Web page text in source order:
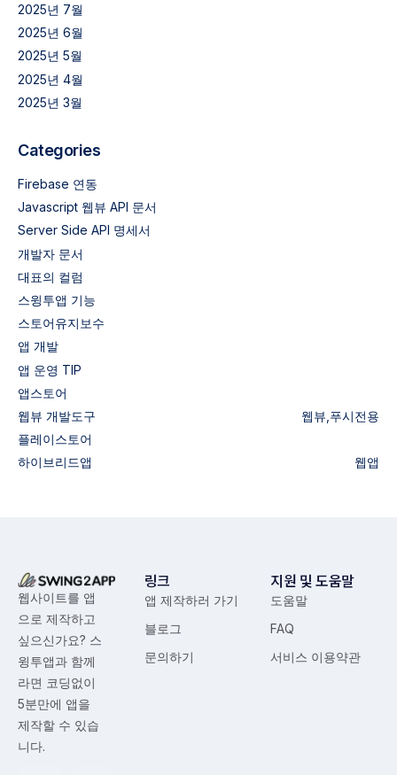
2025년 7월
2025년 6월
2025년 5월
2025년 4월
2025년 3월
Categories
Firebase 연동
Javascript 웹뷰 API 문서
Server Side API 명세서
개발자 문서
대표의 컬럼
스윙투앱 기능
스토어유지보수
앱 개발
앱 운영 TIP
앱스토어
웹뷰
웹뷰,푸시전용
개발도구
플레이스토어
하이브리드앱
웹앱
웹사이트를 앱
으로 제작하고
싶으신가요? 스
윙투앱과 함께
라면 코딩없이
5분만에 앱을
제작할 수 있습
니다.
링크
앱 제작하러 가기
블로그
문의하기
지원 및 도움말
도움말
FAQ
서비스 이용약관